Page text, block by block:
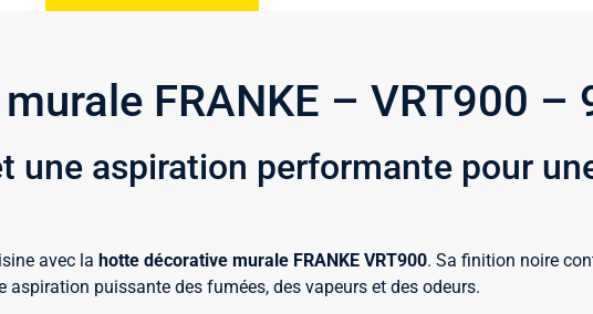
FRANKE – VRT900 –
une aspiration performante pour
avec la hotte décorative murale FRANKE VRT900. Sa finition noire
puissante des fumées, des vapeurs et des odeurs.